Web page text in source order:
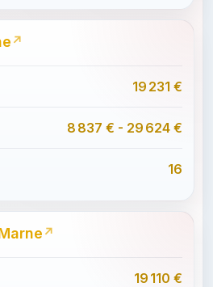
19 231 €
8 837 € - 29 624 €
16
19 110 €